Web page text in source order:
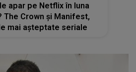
apar pe Netflix în luna
The Crown și Manifest,
mai așteptate seriale